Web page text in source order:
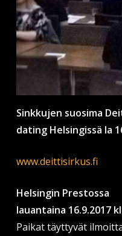
Sinkkujen suosima
dating Helsingissä la
www.deittisirkus.fi
Helsingin Prestossa
lauantaina 16.9.2017
Paikat täyttyvät